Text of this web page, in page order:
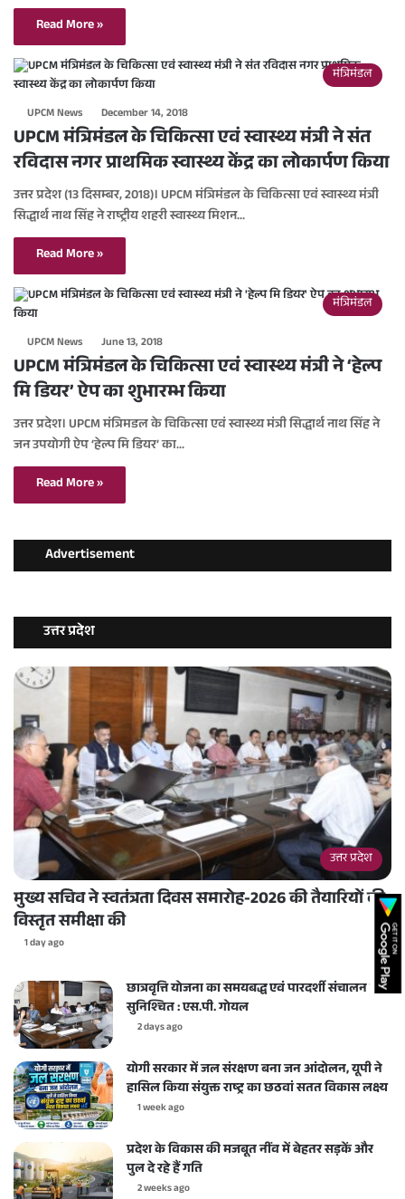
Read More »
मंत्रिमंडल
UPCM News December 14, 2018
UPCM मंत्रिमंडल के चिकित्सा एवं स्वास्थ्य मंत्री ने संत
रविदास नगर प्राथमिक स्वास्थ्य केंद्र का लोकार्पण किया
उत्तर प्रदेश (13 दिसम्बर, 2018)। UPCM मंत्रिमंडल के चिकित्सा एवं स्वास्थ्य मंत्री
सिद्धार्थ नाथ सिंह ने राष्ट्रीय शहरी स्वास्थ्य मिशन…
Read More »
मंत्रिमंडल
UPCM News June 13, 2018
UPCM मंत्रिमंडल के चिकित्सा एवं स्वास्थ्य मंत्री ने ‘हेल्प
मि डियर’ ऐप का शुभारम्भ किया
उत्तर प्रदेश। UPCM मंत्रिमडल के चिकित्सा एवं स्वास्थ्य मंत्री सिद्धार्थ नाथ सिंह ने
जन उपयोगी ऐप ‘हेल्प मि डियर’ का…
Read More »
Advertisement
उत्तर प्रदेश
उत्तर प्रदेश
मुख्य सचिव ने स्वतंत्रता दिवस समारोह-2026 की तैयारियों की
विस्तृत समीक्षा की
1 day ago
छात्रवृत्ति योजना का समयबद्ध एवं पारदर्शी संचालन करें
सुनिश्चित : एस.पी. गोयल
2 days ago
योगी सरकार में जल संरक्षण बना जन आंदोलन, यूपी ने
हासिल किया संयुक्त राष्ट्र का छठवां सतत विकास लक्ष्य
1 week ago
प्रदेश के विकास की मजबूत नींव में बेहतर सड़कें और
पुल दे रहे हैं गति
2 weeks ago